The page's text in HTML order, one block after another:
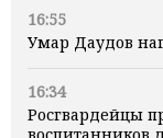
16:55
Умар Даудов
16:34
Росгвардейцы